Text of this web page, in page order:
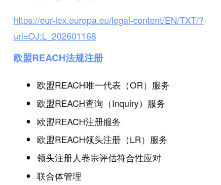
https://eur-lex.europa.eu/legal-content/EN/TXT/?
uri=OJ:L_202601168
欧盟REACH法规注册
欧盟REACH唯一代表（OR）服务
欧盟REACH查询（Inquiry）服务
欧盟REACH注册服务
欧盟REACH领头注册（LR）服务
领头注册人卷宗评估符合性应对
联合体管理